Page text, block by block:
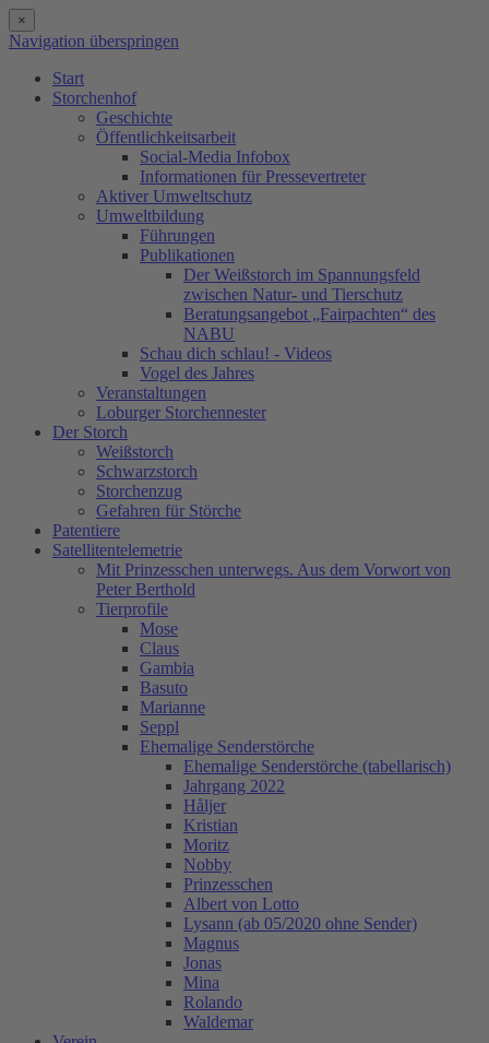
×
Navigation überspringen
Start
Storchenhof
Geschichte
Öffentlichkeitsarbeit
Social-Media Infobox
Informationen für Pressevertreter
Aktiver Umweltschutz
Umweltbildung
Führungen
Publikationen
Der Weißstorch im Spannungsfeld
zwischen Natur- und Tierschutz
Beratungsangebot „Fairpachten“ des
NABU
Schau dich schlau! - Videos
Vogel des Jahres
Veranstaltungen
Loburger Storchennester
Der Storch
Weißstorch
Schwarzstorch
Storchenzug
Gefahren für Störche
Patentiere
Satellitentelemetrie
Mit Prinzesschen unterwegs. Aus dem Vorwort von
Peter Berthold
Tierprofile
Mose
Claus
Gambia
Basuto
Marianne
Seppl
Ehemalige Senderstörche
Ehemalige Senderstörche (tabellarisch)
Jahrgang 2022
Håljer
Kristian
Moritz
Nobby
Prinzesschen
Albert von Lotto
Lysann (ab 05/2020 ohne Sender)
Magnus
Jonas
Mina
Rolando
Waldemar